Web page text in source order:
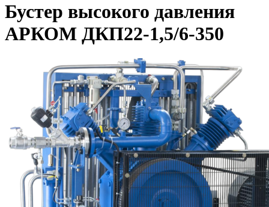
Бустер высокого давления
АРКОМ ДКП22-1,5/6-350